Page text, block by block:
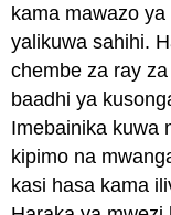
kama mawazo
yalikuwa sahihi.
chembe za ray
baadhi ya
Imebainika kuwa
kipimo na
kasi hasa kama